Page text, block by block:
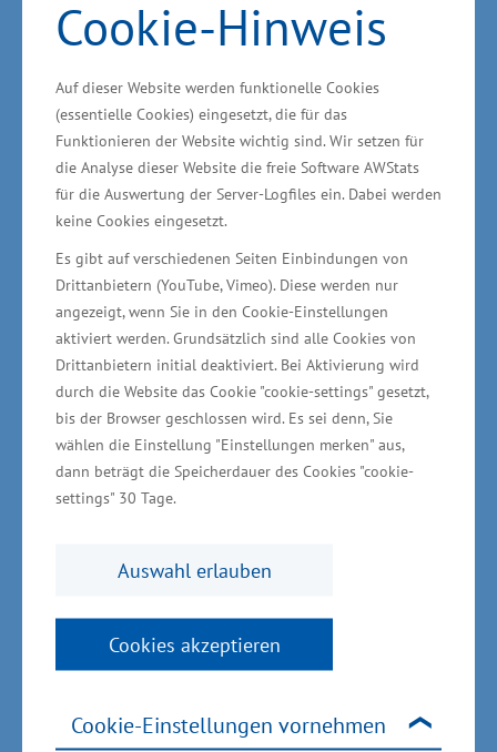
Cookie-Hinweis
Auf dieser Website werden funktionelle Cookies
(essentielle Cookies) eingesetzt, die für das
Funktionieren der Website wichtig sind. Wir setzen für
die Analyse dieser Website die freie Software AWStats
für die Auswertung der Server-Logfiles ein. Dabei werden
keine Cookies eingesetzt.
Es gibt auf verschiedenen Seiten Einbindungen von
Drittanbietern (YouTube, Vimeo). Diese werden nur
angezeigt, wenn Sie in den Cookie-Einstellungen
aktiviert werden. Grundsätzlich sind alle Cookies von
Drittanbietern initial deaktiviert. Bei Aktivierung wird
durch die Website das Cookie "cookie-settings" gesetzt,
bis der Browser geschlossen wird. Es sei denn, Sie
wählen die Einstellung "Einstellungen merken" aus,
dann beträgt die Speicherdauer des Cookies "cookie-
settings" 30 Tage.
Auswahl erlauben
Cookies akzeptieren
Cookie-Einstellungen vornehmen
neuesten Stand zu halten. Durch die Investition
hat das Unternehmen ab dem nächsten
Frühjahr alle gängigen Schneideverfahren
sowie die Umformung im Leistungsportfolio.
Darüber hinaus bietet es seinen Kunden auch
die mechanische Bearbeitung noch größerer
Bauteile an. Zusätzlich wurde bereits ein neuer
Arbeitsplatz geschaffen und vier Jobs gesichert“,
sagte Wirtschaftsminister Harry Glawe.
Das Betätigungsfeld der R&H
Metallverarbeitung GmbH konzentriert sich
momentan auf das Schneiden, Kanten, Bohren
und Schweißen von Stahlteilen. Die in Auftrag
Kunden weiterverarbeitet. Mit der Investition in
es künftig möglich, das Leistungsspektrum zu
erweitern und einbaufertige Baugruppen an die
bekommt der Kunde nicht nur komplexe